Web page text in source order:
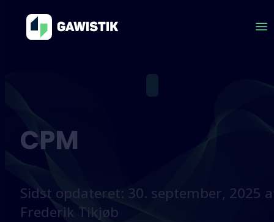
CPM
Sidst opdateret: 30. september, 2025
Frederik Tikjøb